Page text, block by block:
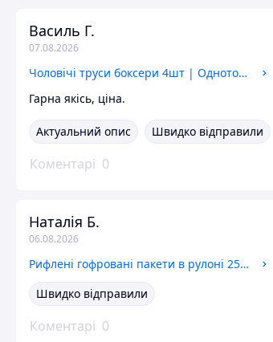
Василь Г.
07.08.2026
Чоловічі труси боксери 4шт | Однотонний комплект трусів для чоловіків| Спідня білизна чоловіча
Гарна якісь, ціна.
Актуальний опис Швидко відправили
Коментарі 0
Наталія Б.
06.08.2026
Рифлені гофровані пакети в рулоні 25х500 см (3 шт.) | Плівка для вакуумного пакувальника, вакууматора
Швидко відправили
Коментарі 0